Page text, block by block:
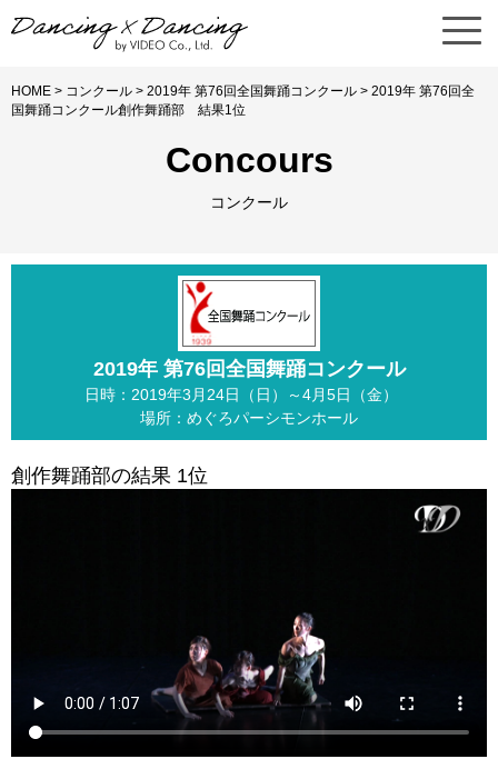
HOME > コンクール > 2019年 第76回全国舞踊コンクール > 2019年 第76回全
国舞踊コンクール創作舞踊部 結果1位
Concours
コンクール
2019年 第76回全国舞踊コンクール
日時：2019年3月24日（日）～4月5日（金）
場所：めぐろパーシモンホール
創作舞踊部の結果 1位